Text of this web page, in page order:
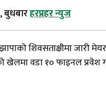
बुधबारहरप्रहर न्युज
झापाकोशिवसताक्षीमाजारीमेयर
खेलमावडा१०फाइनलप्रवेश